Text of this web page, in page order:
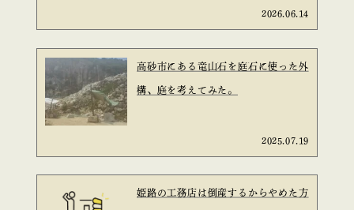
2026.06.14
高砂市にある竜山石を庭石に使った外
構、庭を考えてみた。
2025.07.19
姫路の工務店は倒産するからやめた方